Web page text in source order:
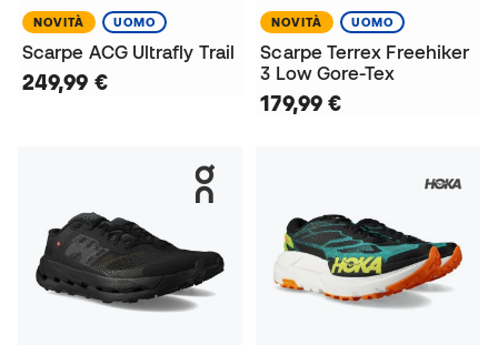
NOVITÀ UOMO
Scarpe ACG Ultrafly Trail
249,99 €
NOVITÀ UOMO
Scarpe Terrex Freehiker
3 Low Gore-Tex
179,99 €